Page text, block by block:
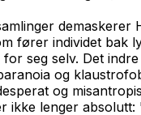
demaskerer
fører individet bak
seg selv. Det
og
og
ikke lenger